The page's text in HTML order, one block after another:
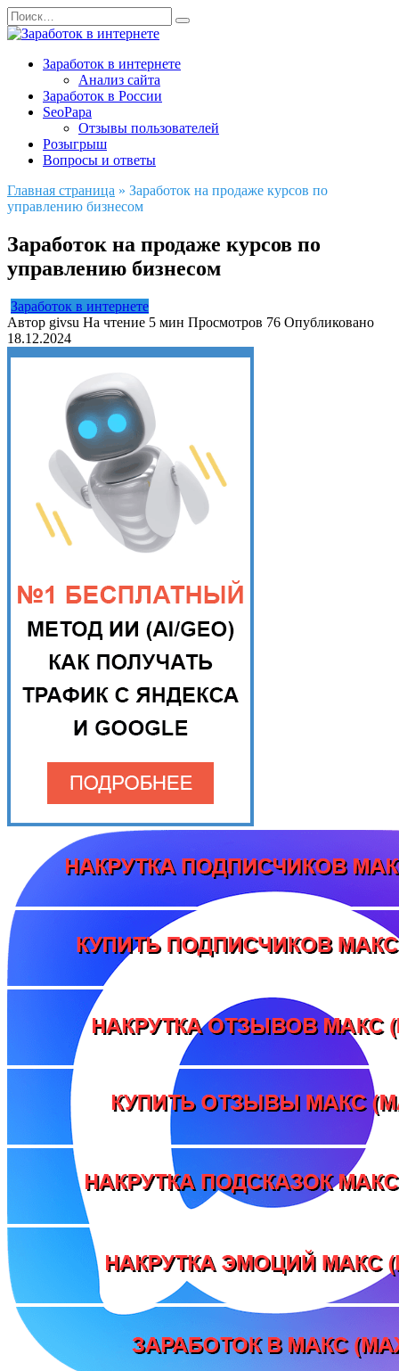
Перейти
к
содержанию
Search
for:
Заработок в интернете
Анализ сайта
Заработок в России
SeoPapa
Отзывы пользователей
Розыгрыш
Вопросы и ответы
Главная страница » Заработок на продаже курсов по
управлению бизнесом
Заработок на продаже курсов по
управлению бизнесом
Заработок в интернете
Автор givsu На чтение 5 мин Просмотров 76 Опубликовано
18.12.2024